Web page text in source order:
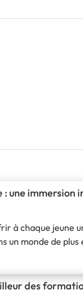
: une immersion
à chaque jeune
un monde de plus
s'ouvrent à
des